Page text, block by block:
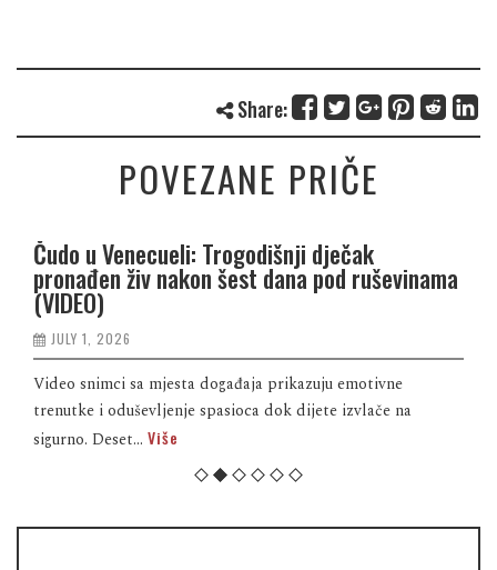
Share:
POVEZANE PRIČE
Čudo u Venecueli: Trogodišnji dječak
pronađen živ nakon šest dana pod ruševinama
(VIDEO)
JULY 1, 2026
Video snimci sa mjesta događaja prikazuju emotivne
trenutke i oduševljenje spasioca dok dijete izvlače na
sigurno. Deset... Više